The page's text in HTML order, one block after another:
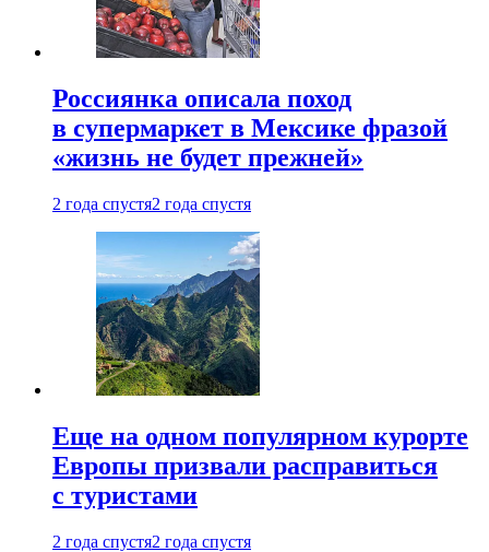
Россиянка описала поход
в супермаркет в Мексике фразой
«жизнь не будет прежней»
2 года спустя2 года спустя
Еще на одном популярном курорте
Европы призвали расправиться
с туристами
2 года спустя2 года спустя